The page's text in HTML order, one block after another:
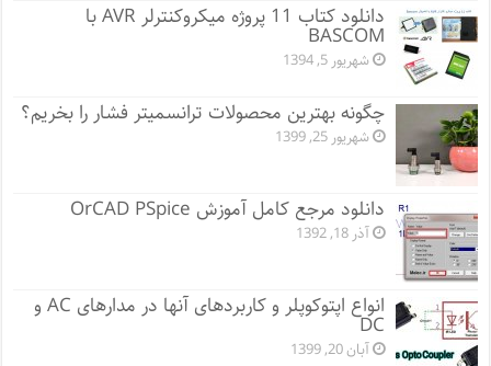
دانلود کتاب 11 پروژه میکروکنترلر AVR با
BASCOM
شهریور 5, 1394
چگونه بهترین محصولات ترانسمیتر فشار را بخریم؟
شهریور 25, 1399
دانلود مرجع کامل آموزش OrCAD PSpice
آذر 18, 1392
انواع اپتوکوپلر و کاربردهای آنها در مدارهای AC و
DC
آبان 20, 1399